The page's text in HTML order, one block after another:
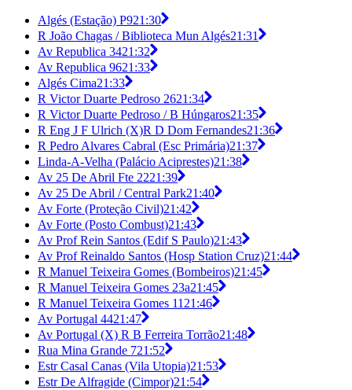
Algés (Estação) P921:30
R João Chagas / Biblioteca Mun Algés21:31
Av Republica 3421:32
Av Republica 9621:33
Algés Cima21:33
R Victor Duarte Pedroso 2621:34
R Victor Duarte Pedroso / B Húngaros21:35
R Eng J F Ulrich (X)R D Dom Fernandes21:36
R Pedro Alvares Cabral (Esc Primária)21:37
Linda-A-Velha (Palácio Aciprestes)21:38
Av 25 De Abril Fte 2221:39
Av 25 De Abril / Central Park21:40
Av Forte (Proteção Civil)21:42
Av Forte (Posto Combust)21:43
Av Prof Rein Santos (Edif S Paulo)21:43
Av Prof Reinaldo Santos (Hosp Station Cruz)21:44
R Manuel Teixeira Gomes (Bombeiros)21:45
R Manuel Teixeira Gomes 23a21:45
R Manuel Teixeira Gomes 11 21:46
Av Portugal 4421:47
Av Portugal (X) R B Ferreira Torrão21:48
Rua Mina Grande 721:52
Estr Casal Canas (Vila Utopia)21:53
Estr De Alfragide (Cimpor)21:54